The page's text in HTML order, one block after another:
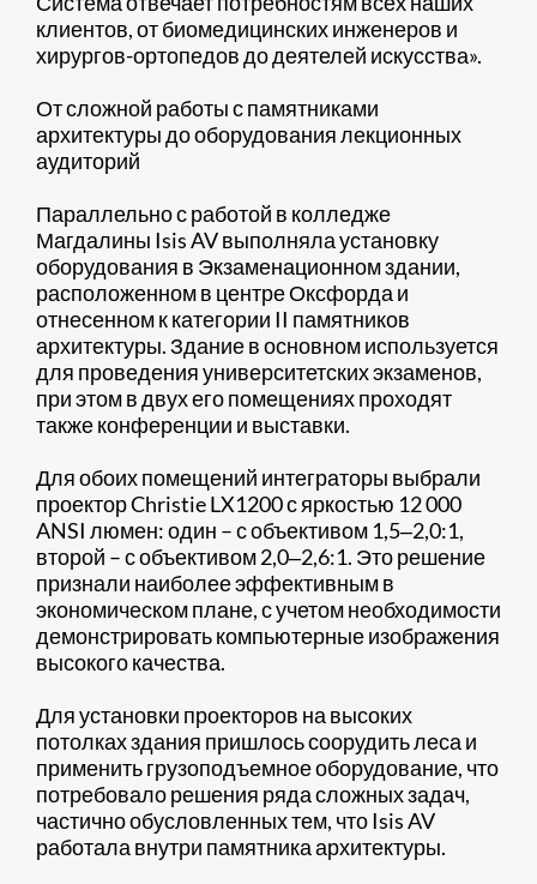
клиентов, от биомедицинских инженеров и
хирургов-ортопедов до деятелей искусства».
От сложной работы с памятниками
архитектуры до оборудования лекционных
аудиторий
Параллельно с работой в колледже
Магдалины Isis AV выполняла установку
оборудования в Экзаменационном здании,
расположенном в центре Оксфорда и
отнесенном к категории II памятников
архитектуры. Здание в основном используется
для проведения университетских экзаменов,
при этом в двух его помещениях проходят
также конференции и выставки.
Для обоих помещений интеграторы выбрали
проектор Christie LX1200 с яркостью 12 000
ANSI люмен: один – с объективом 1,5‒2,0:1,
второй – с объективом 2,0‒2,6:1. Это решение
признали наиболее эффективным в
экономическом плане, с учетом необходимости
демонстрировать компьютерные изображения
высокого качества.
Для установки проекторов на высоких
потолках здания пришлось соорудить леса и
применить грузоподъемное оборудование, что
потребовало решения ряда сложных задач,
частично обусловленных тем, что Isis AV
работала внутри памятника архитектуры.